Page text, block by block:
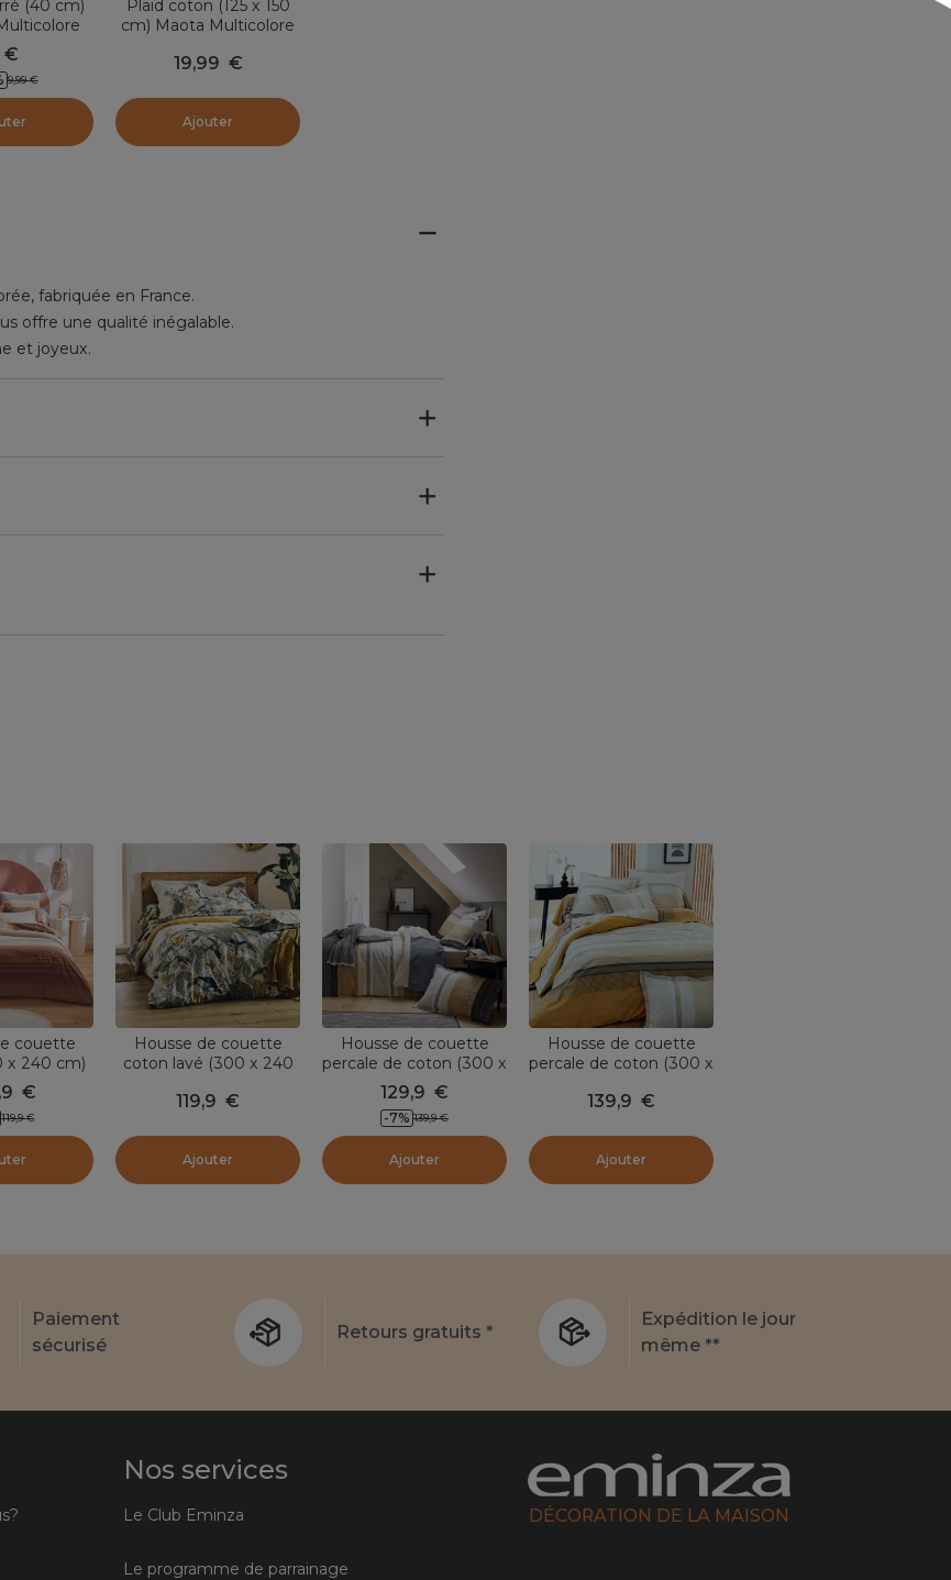
(40 cm)
€
9,99 €
Plaid coton (125 x 150
cm) Maota Multicolore
19,99 €
Ajouter
fabriquée en France.
offre une qualité inégalable.
et joyeux.
couette
x 240 cm)
Marron
€
119,9 €
Housse de couette
coton lavé (300 x 240
119,9 €
Ajouter
Housse de couette
percale de coton (300 x
240 cm) Marlow Grise
129,9 €
-7% 139,9 €
Ajouter
Housse de couette
percale de coton (300 x
139,9 €
Ajouter
Paiement
sécurisé
Retours gratuits *
Expédition le jour
même **
Nos services
Le Club Eminza
Le programme de parrainage
DÉCORATION DE LA MAISON